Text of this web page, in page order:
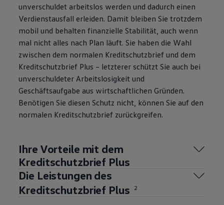
unverschuldet arbeitslos werden und dadurch einen
Verdienstausfall erleiden. Damit bleiben Sie trotzdem
mobil und behalten finanzielle Stabilität, auch wenn
mal nicht alles nach Plan läuft. Sie haben die Wahl
zwischen dem normalen Kreditschutzbrief und dem
Kreditschutzbrief Plus – letzterer schützt Sie auch bei
unverschuldeter Arbeitslosigkeit und
Geschäftsaufgabe aus wirtschaftlichen Gründen.
Benötigen Sie diesen Schutz nicht, können Sie auf den
normalen Kreditschutzbrief zurückgreifen.
Ihre Vorteile mit dem
Kreditschutzbrief Plus
Die Leistungen des
Kreditschutzbrief Plus
2